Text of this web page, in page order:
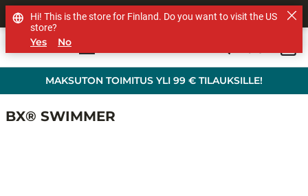
MAKSUTON TOIMITUS YLI 99 € TILAUKSILLE!
MUUT TUOTEMERKIT
BX® SWIMMER
Hi! This is the store for Finland. Do you want to visit the US
store?
Yes No